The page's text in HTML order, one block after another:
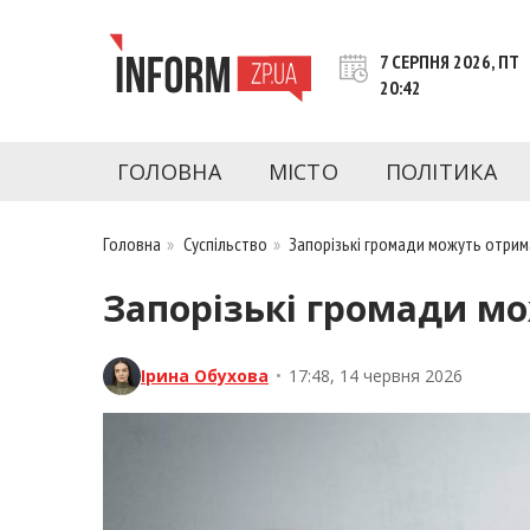
INFORM.ZP.UA – це інформаційний
Запоріжжя та Запорізької області на день.
7 СЕРПНЯ 2026, ПТ
20:42
ГОЛОВНА МІСТО ПОЛІТИКА
Головна » Суспільство »Запорізькі громади можуть
Запорізькі громади
Ірина Обухова • 17:48, 14 червня 2026